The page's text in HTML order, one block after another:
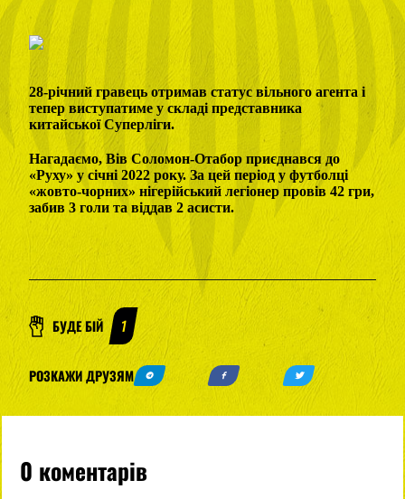
28-річний гравець отримав статус вільного агента і
тепер виступатиме у складі представника
китайської Суперліги.
Нагадаємо, Вів Соломон-Отабор приєднався до
«Руху» у січні 2022 року. За цей період у футболці
«жовто-чорних» нігерійський легіонер провів 42 гри,
забив 3 голи та віддав 2 асисти.
БУДЕ БІЙ 1
РОЗКАЖИ ДРУЗЯМ
0 коментарів